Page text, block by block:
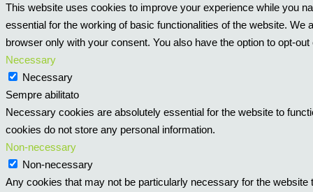
This website uses cookies to improve your experience while you
essential for the working of basic functionalities of the website.
browser only with your consent. You also have the option to opt-
Necessary
Necessary
Sempre abilitato
Necessary cookies are absolutely essential for the website to
cookies do not store any personal information.
Non-necessary
Non-necessary
Any cookies that may not be particularly necessary for the